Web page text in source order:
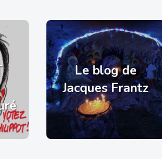
Le blog de
Jacques Frantz